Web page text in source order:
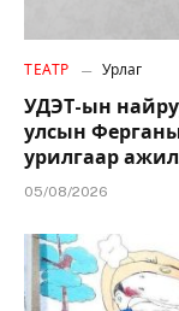
ТЕАТР Урлаг
УДЭТ-ын
улсын
урилгаар
05/08/2026